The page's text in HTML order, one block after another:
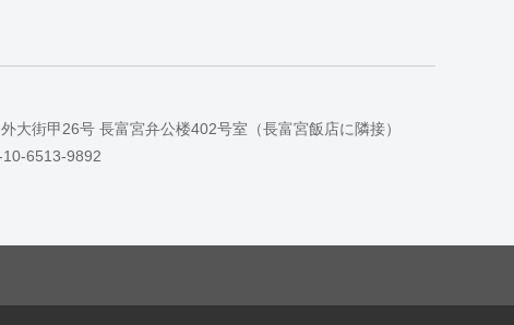
街甲26号 長富宮弁公楼402号室（長富宮飯店に隣接）
6513-9892